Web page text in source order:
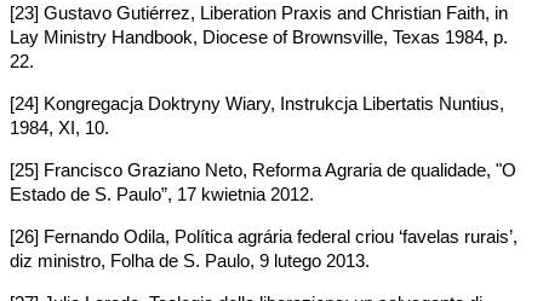
[23] Gustavo Gutiérrez, Liberation Praxis and Christian Faith, in
Lay Ministry Handbook, Diocese of Brownsville, Texas 1984, p.
22.
[24] Kongregacja Doktryny Wiary, Instrukcja Libertatis Nuntius,
1984, XI, 10.
[25] Francisco Graziano Neto, Reforma Agraria de qualidade, "O
Estado de S. Paulo”, 17 kwietnia 2012.
[26] Fernando Odila, Política agrária federal criou ‘favelas rurais’,
diz ministro, Folha de S. Paulo, 9 lutego 2013.